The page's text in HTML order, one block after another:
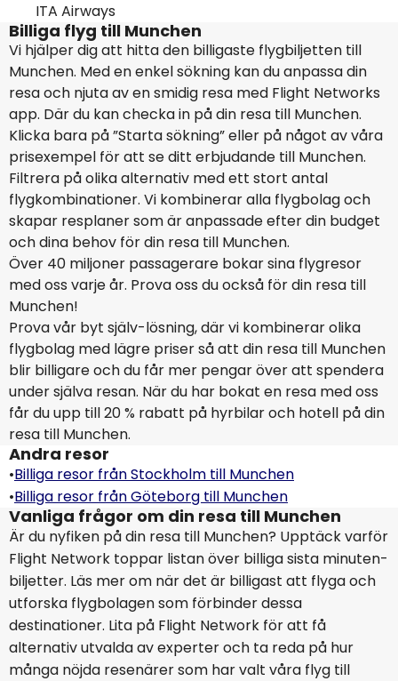
ITA Airways
Billiga flyg till Munchen
Vi hjälper dig att hitta den billigaste flygbiljetten till
Munchen. Med en enkel sökning kan du anpassa din
resa och njuta av en smidig resa med Flight Networks
app. Där du kan checka in på din resa till Munchen.
Klicka bara på ”Starta sökning” eller på något av våra
prisexempel för att se ditt erbjudande till Munchen.
Filtrera på olika alternativ med ett stort antal
flygkombinationer. Vi kombinerar alla flygbolag och
skapar resplaner som är anpassade efter din budget
och dina behov för din resa till Munchen.
Över 40 miljoner passagerare bokar sina flygresor
med oss varje år. Prova oss du också för din resa till
Munchen!
Prova vår byt själv-lösning, där vi kombinerar olika
flygbolag med lägre priser så att din resa till Munchen
blir billigare och du får mer pengar över att spendera
under själva resan. När du har bokat en resa med oss
får du upp till 20 % rabatt på hyrbilar och hotell på din
resa till Munchen.
Andra resor
•Billiga resor från Stockholm till Munchen
•Billiga resor från Göteborg till Munchen
Vanliga frågor om din resa till Munchen
Är du nyfiken på din resa till Munchen? Upptäck varför
Flight Network toppar listan över billiga sista minuten-
biljetter. Läs mer om när det är billigast att flyga och
utforska flygbolagen som förbinder dessa
destinationer. Lita på Flight Network för att få
alternativ utvalda av experter och ta reda på hur
många nöjda resenärer som har valt våra flyg till